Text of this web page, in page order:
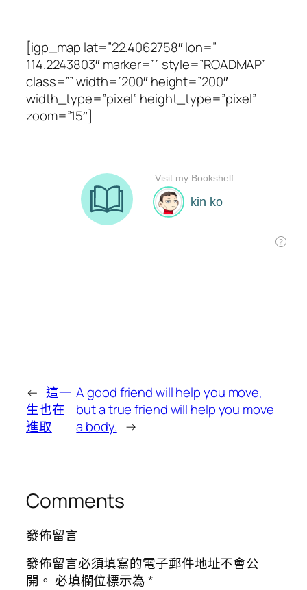
[igp_map lat=”22.4062758″ lon=”
114.2243803″ marker=”” style=”ROADMAP”
class=”” width=”200″ height=”200″
width_type=”pixel” height_type=”pixel”
zoom=”15″]
← 這一
生也在
進取
A good friend will help you move,
but a true friend will help you move
a body. →
Comments
發佈留言
發佈留言必須填寫的電子郵件地址不會公
開。 必填欄位標示為*